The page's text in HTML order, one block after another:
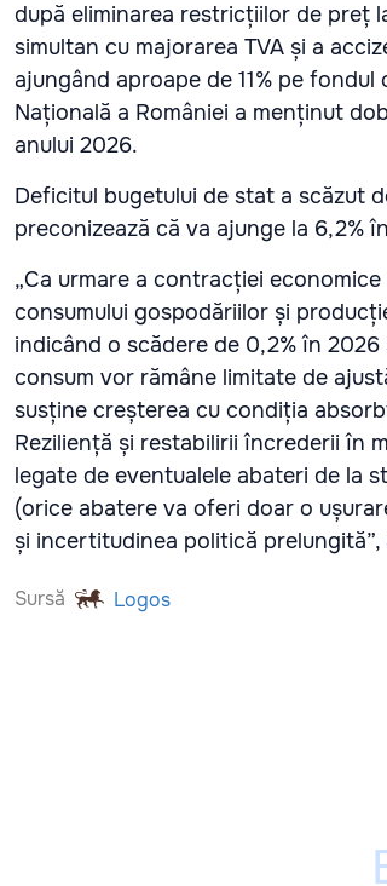
după eliminarea restricțiilor de preț
simultan cu majorarea TVA și a
ajungând aproape de 11% pe
Națională a României a menținut
anului 2026.
Deficitul bugetului de stat a scăzut
preconizează că va ajunge la 6,2%
„Ca urmare a contracției
consumului gospodăriilor și
indicând o scădere de 0,2% în 2026
consum vor rămâne limitate de
susține creșterea cu condiția
Reziliență și restabilirii încrederii în
legate de eventualele abateri de la
(orice abatere va oferi doar o
și incertitudinea politică prelungită”,
Sursă Logos